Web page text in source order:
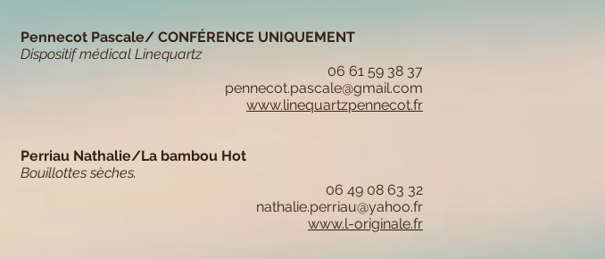
Pennecot Pascale/ CONFÉRENCE UNIQUEMENT
Dispositif médical Linequartz
06 61 59 38 37
pennecot.pascale@gmail.com
www.linequartzpennecot.fr
Perriau Nathalie/La bambou Hot
Bouillottes sèches.
06 49 08 63 32
nathalie.perriau@yahoo.fr
www.l-originale.fr